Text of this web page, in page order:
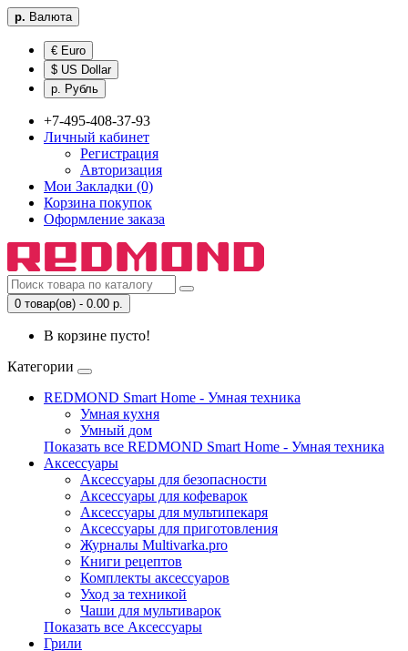
р. Валюта
€ Euro
$ US Dollar
р. Рубль
+7-495-408-37-93
Личный кабинет
Регистрация
Авторизация
Мои Закладки (0)
Корзина покупок
Оформление заказа
0 товар(ов) - 0.00 р.
В корзине пусто!
Категории
REDMOND Smart Home - Умная техника
Умная кухня
Умный дом
Показать все REDMOND Smart Home - Умная техника
Аксессуары
Аксессуары для безопасности
Аксессуары для кофеварок
Аксессуары для мультипекаря
Аксессуары для приготовления
Журналы Multivarka.pro
Книги рецептов
Комплекты аксессуаров
Уход за техникой
Чаши для мультиварок
Показать все Аксессуары
Грили